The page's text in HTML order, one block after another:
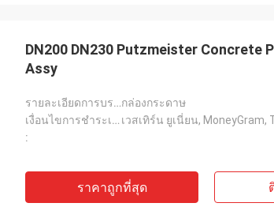
DN200 DN230 Putzmeister Concrete
Assy
รายละเอียดการบรรจุ:กล่องกระดาษ
เงื่อนไขการชำระเงิน: เวสเทิร์น ยูเนี่ยน, MoneyGram,
:
ราคาถูกที่สุด